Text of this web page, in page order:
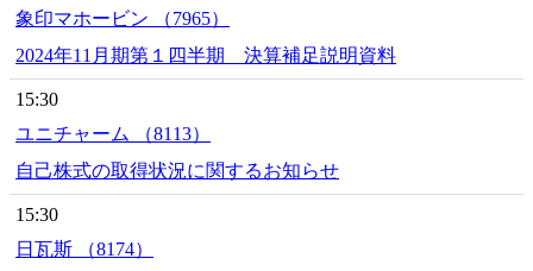
象印マホービン （7965）
2024年11月期第１四半期 決算補足説明資料
15:30
ユニチャーム （8113）
自己株式の取得状況に関するお知らせ
15:30
日瓦斯 （8174）